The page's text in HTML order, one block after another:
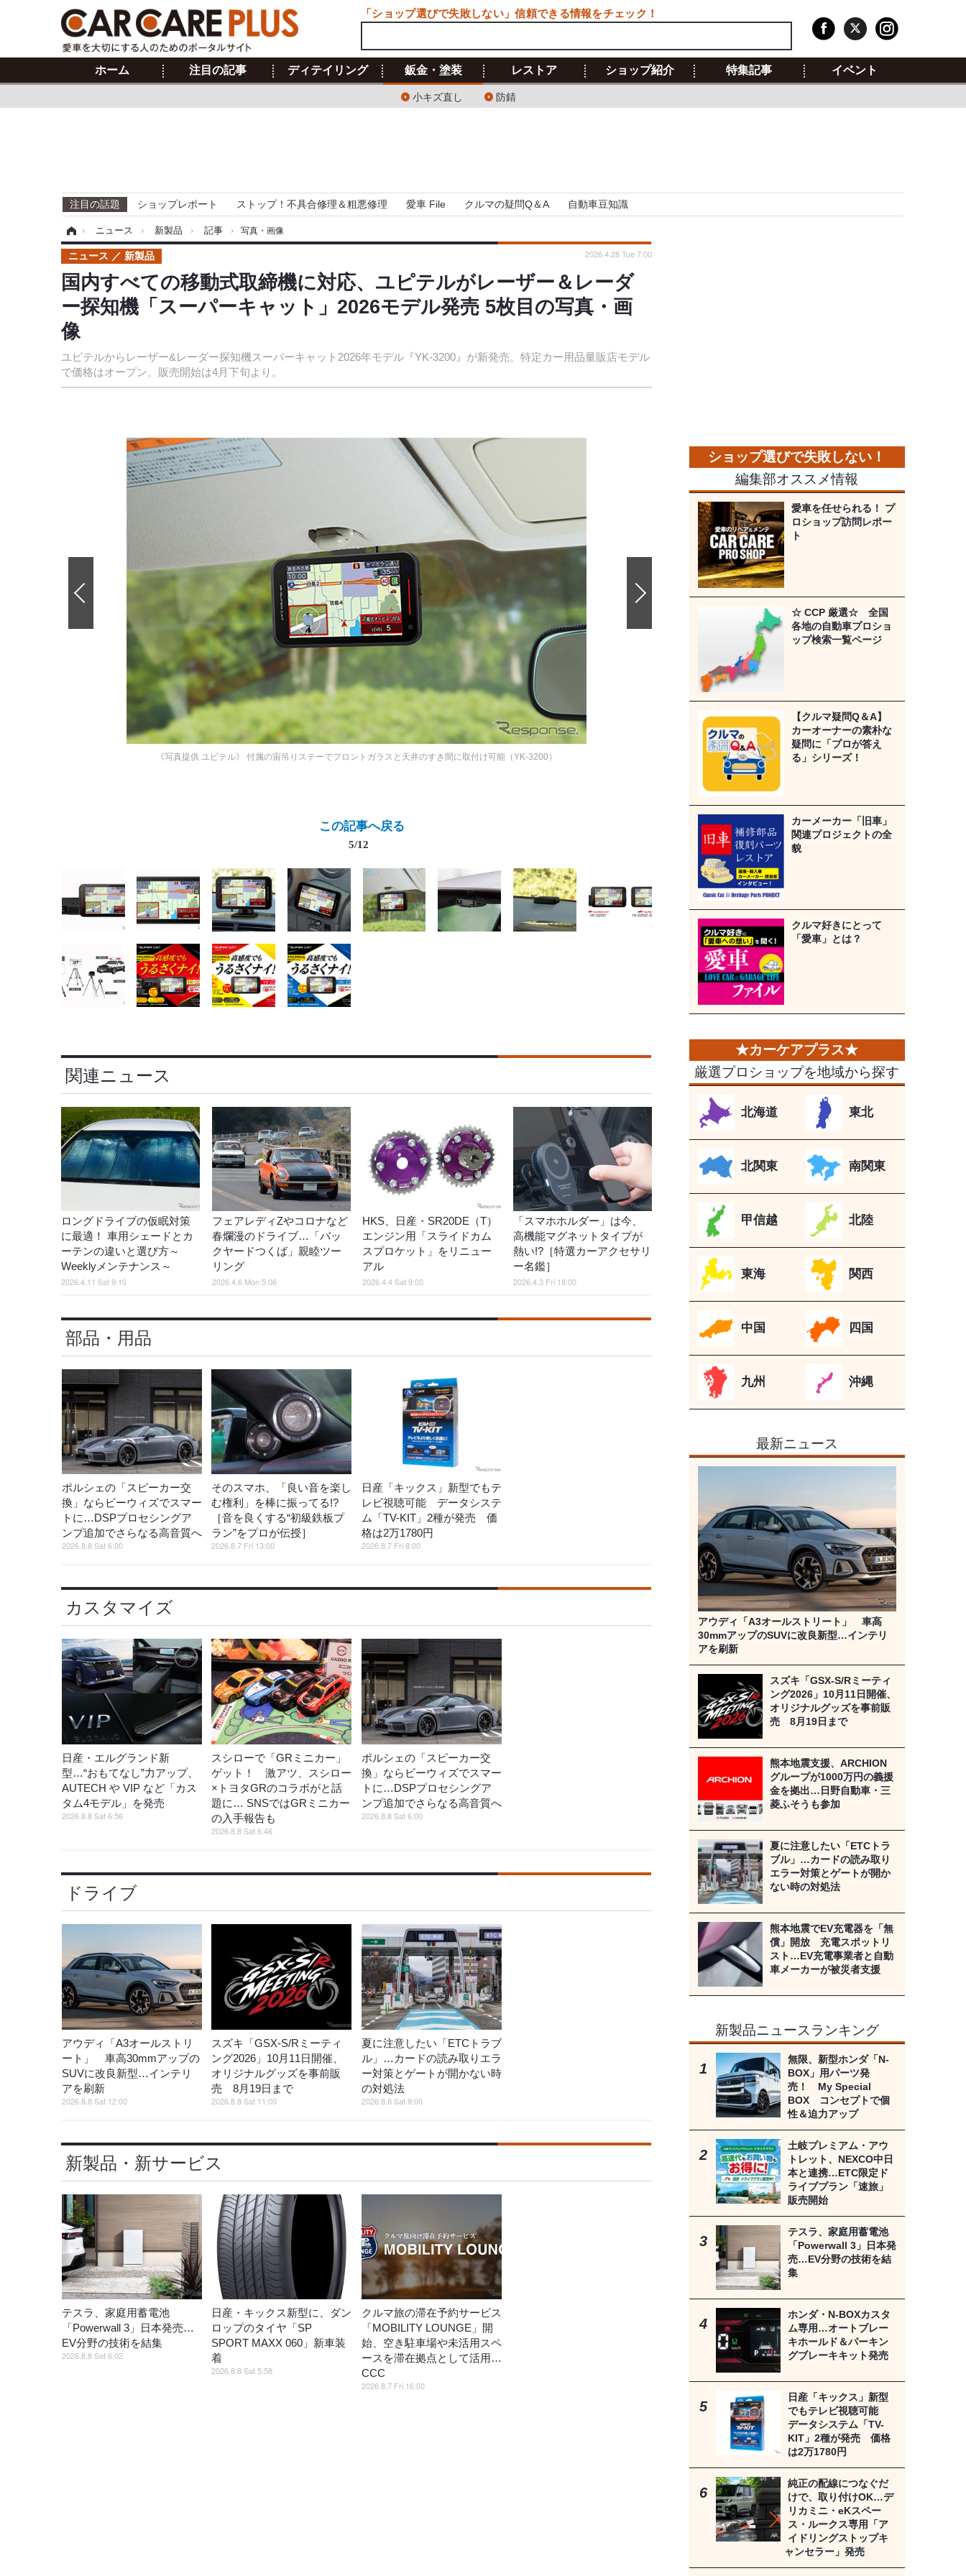
ホーム 注目の記事 ディテイリング 鈑金・塗装
小キズ直し 防錆
レストア ショップ紹介 特集記事 イベント
注目の話題 ショップレポート ストップ！不具合修理＆粗悪修理 愛車 File クルマの疑問Q＆A 自動車豆知識
› ニュース › 新製品 › 記事 › 写真・画像
国内すべての移動式取締機に対応、ユピテルがレーザー＆レーダ
ー探知機「スーパーキャット」2026モデル発売 5枚目の写真・画
像
ユピテルからレーザー&レーダー探知機スーパーキャット2026年モデル『YK-3200』が新発売。特定カー用品量販店モデル
で価格はオープン。販売開始は4月下旬より。
ニュース 新製品 2026.4.28 Tue 7:00
《写真提供 ユピテル》 付属の宙吊りステーでフロントガラスと天井のすき間に取付け可能（YK-3200）
この記事へ戻る
5/12
関連ニュース
ロングドライブの仮眠対策
に最適！ 車用シェードとカ
ーテンの違いと選び方～
Weeklyメンテナンス～
2026.4.11 Sat 9:10
フェアレディZやコロナなど
春爛漫のドライブ…「バッ
クヤードつくば」親睦ツー
リング
2026.4.6 Mon 5:06
HKS、日産・SR20DE（T）
エンジン用「スライドカム
スプロケット」をリニュー
アル
2026.4.4 Sat 9:00
「スマホホルダー」は今、
高機能マグネットタイプが
熱い!?［特選カーアクセサリ
ー名鑑］
2026.4.3 Fri 18:00
部品・用品
ポルシェの「スピーカー交
換」ならビーウィズでスマー
トに…DSPプロセシングア
ンプ追加でさらなる高音質へ
2026.8.8 Sat 6:00
そのスマホ、「良い音を楽し
む権利」を棒に振ってる!?
［音を良くする“初級鉄板プ
ラン”をプロが伝授］
2026.8.7 Fri 13:00
日産「キックス」新型でもテ
レビ視聴可能 データシステ
ム「TV-KIT」2種が発売 価
格は2万1780円
2026.8.7 Fri 8:00
カスタマイズ
日産・エルグランド新
型…“おもてなし”力アップ、
AUTECH や VIP など「カス
タム4モデル」を発売
2026.8.8 Sat 6:56
スシローで「GRミニカー」
ゲット！ 激アツ、スシロー
×トヨタGRのコラボがと話
題に… SNSではGRミニカー
の入手報告も
2026.8.8 Sat 6:46
ポルシェの「スピーカー交
換」ならビーウィズでスマー
トに…DSPプロセシングア
ンプ追加でさらなる高音質へ
2026.8.8 Sat 6:00
ドライブ
アウディ「A3オールストリ
ート」 車高30mmアップの
SUVに改良新型…インテリ
アを刷新
2026.8.8 Sat 12:00
スズキ「GSX-S/Rミーティ
ング2026」10月11日開催、
オリジナルグッズを事前販
売 8月19日まで
2026.8.8 Sat 11:00
夏に注意したい「ETCトラブ
ル」…カードの読み取りエラ
ー対策とゲートが開かない時
の対処法
2026.8.8 Sat 9:00
新製品・新サービス
テスラ、家庭用蓄電池
「Powerwall 3」日本発売…
EV分野の技術を結集
2026.8.8 Sat 6:02
日産・キックス新型に、ダン
ロップのタイヤ「SP
SPORT MAXX 060」新車装
着
2026.8.8 Sat 5:58
クルマ旅の滞在予約サービス
「MOBILITY LOUNGE」開
始、空き駐車場や未活用スペ
ースを滞在拠点として活用…
CCC
2026.8.7 Fri 16:00
編集部オススメ情報
愛車を任せられる！ プ
ロショップ訪問レポー
ト
☆ CCP 厳選☆ 全国
各地の自動車プロショ
ップ検索一覧ページ
【クルマ疑問Q＆A】
カーオーナーの素朴な
疑問に「プロが答え
る」シリーズ！
カーメーカー「旧車」
関連プロジェクトの全
貌
クルマ好きにとって
「愛車」とは？
厳選プロショップを地域から探す
北海道 東北
北関東 南関東
甲信越 北陸
東海 関西
中国 四国
九州 沖縄
最新ニュース
アウディ「A3オールストリート」 車高
30mmアップのSUVに改良新型…インテリ
アを刷新
スズキ「GSX-S/Rミーティ
ング2026」10月11日開催、
オリジナルグッズを事前販
売 8月19日まで
熊本地震支援、ARCHION
グループが1000万円の義援
金を拠出…日野自動車・三
菱ふそうも参加
夏に注意したい「ETCトラ
ブル」…カードの読み取り
エラー対策とゲートが開か
ない時の対処法
熊本地震でEV充電器を「無
償」開放 充電スポットリ
スト…EV充電事業者と自動
車メーカーが被災者支援
新製品ニュースランキング
無限、新型ホンダ「N-
BOX」用パーツ発
売！ My Special
BOX コンセプトで個
性＆迫力アップ
土岐プレミアム・アウ
トレット、NEXCO中日
本と連携…ETC限定ド
ライブプラン「速旅」
販売開始
テスラ、家庭用蓄電池
「Powerwall 3」日本発
売…EV分野の技術を結
集
ホンダ・N-BOXカスタ
ム専用…オートブレー
キホールド＆パーキン
グブレーキキット発売
日産「キックス」新型
でもテレビ視聴可能
データシステム「TV-
KIT」2種が発売 価格
は2万1780円
純正の配線につなぐだ
けで、取り付けOK…デ
リカミニ・eKスペー
ス・ルークス専用「ア
イドリングストップキ
ャンセラー」発売
「ショップ選びで失敗しない」信頼できる情報をチェック！